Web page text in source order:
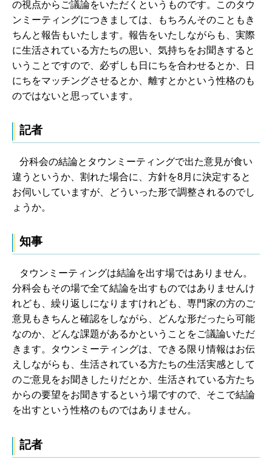
の視点からご議論をいただくというものです。このタウ
ンミーティングにつきましては、もちろんそのこともき
ちんと報告もいたします。報告をいたしながらも、実際
に生活されている方たちの思い、気持ちをお聞きすると
いうことですので、必ずしも日にちを合わせるとか、日
にちをマッチングさせるとか、離すとかという性格のも
のではないと思っています。
記者
分科会の結論とタウンミーティングで出た意見が食い
違うというか、割れた場合に、方針を8月に決定すると
お伺いしていますが、どういった形で調整されるのでし
ょうか。
知事
タウンミーティングは結論を出す場ではありません。
分科会もその場で全て結論を出すものではありませんけ
れども、繰り返しになりますけれども、専門家の方のご
意見もきちんと確認をしながら、どんな形だったら可能
なのか、どんな課題があるかということをご議論いただ
きます。タウンミーティングは、できる限り情報はお伝
えしながらも、生活されている方たちの生活実感として
のご意見をお聞きしたりだとか、生活されている方たち
からの要望をお聞きするという場ですので、そこで結論
を出すという性格のものではありません。
記者